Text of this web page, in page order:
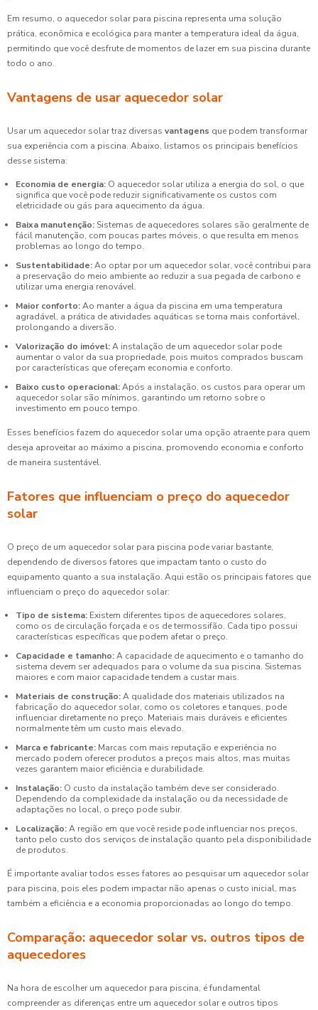
Em resumo, o aquecedor solar para piscina representa uma solução
prática, econômica e ecológica para manter a temperatura ideal da água,
permitindo que você desfrute de momentos de lazer em sua piscina durante
todo o ano.
Vantagens de usar aquecedor solar
Usar um aquecedor solar traz diversas vantagens que podem transformar
sua experiência com a piscina. Abaixo, listamos os principais benefícios
desse sistema:
Economia de energia: O aquecedor solar utiliza a energia do sol, o que
significa que você pode reduzir significativamente os custos com
eletricidade ou gás para aquecimento da água.
Baixa manutenção: Sistemas de aquecedores solares são geralmente de
fácil manutenção, com poucas partes móveis, o que resulta em menos
problemas ao longo do tempo.
Sustentabilidade:Ao optar por um aquecedor solar, você contribui para
a preservação do meio ambiente ao reduzir a sua pegada de carbono e
utilizar uma energia renovável.
Maior conforto:Ao manter a água da piscina em uma temperatura
agradável, a prática de atividades aquáticas se torna mais confortável,
prolongando a diversão.
Valorização do imóvel:A instalação de um aquecedor solar pode
aumentar o valor da sua propriedade, pois muitos comprados buscam
por características que ofereçam economia e conforto.
Baixo custo operacional:Após a instalação, os custos para operar um
aquecedor solar são mínimos, garantindo um retorno sobre o
investimento em pouco tempo.
Esses benefícios fazem do aquecedor solar uma opção atraente para quem
deseja aproveitar ao máximo a piscina, promovendo economia e conforto
de maneira sustentável.
Fatores que influenciam o preço do aquecedor
solar
O preço de um aquecedor solar para piscina pode variar bastante,
dependendo de diversos fatores que impactam tanto o custo do
equipamento quanto a sua instalação. Aqui estão os principais fatores que
influenciam o preço do aquecedor solar:
Tipo de sistema: Existem diferentes tipos de aquecedores solares,
como os de circulação forçada e os de termossifão. Cada tipo possui
características específicas que podem afetar o preço.
Capacidade e tamanho:A capacidade de aquecimento e o tamanho do
sistema devem ser adequados para o volume da sua piscina. Sistemas
maiores e com maior capacidade tendem a custar mais.
Materiais de construção:A qualidade dos materiais utilizados na
fabricação do aquecedor solar, como os coletores e tanques, pode
influenciar diretamente no preço. Materiais mais duráveis e eficientes
normalmente têm um custo mais elevado.
Marca e fabricante: Marcas com mais reputação e experiência no
mercado podem oferecer produtos a preços mais altos, mas muitas
vezes garantem maior eficiência e durabilidade.
Instalação: O custo da instalação também deve ser considerado.
Dependendo da complexidade da instalação ou da necessidade de
adaptações no local, o preço pode subir.
Localização:A região em que você reside pode influenciar nos preços,
tanto pelo custo dos serviços de instalação quanto pela disponibilidade
de produtos.
É importante avaliar todos esses fatores ao pesquisar um aquecedor solar
para piscina, pois eles podem impactar não apenas o custo inicial, mas
também a eficiência e a economia proporcionadas ao longo do tempo.
Comparação: aquecedor solar vs. outros tipos de
aquecedores
Na hora de escolher um aquecedor para piscina, é fundamental
compreender as diferenças entre um aquecedor solar e outros tipos